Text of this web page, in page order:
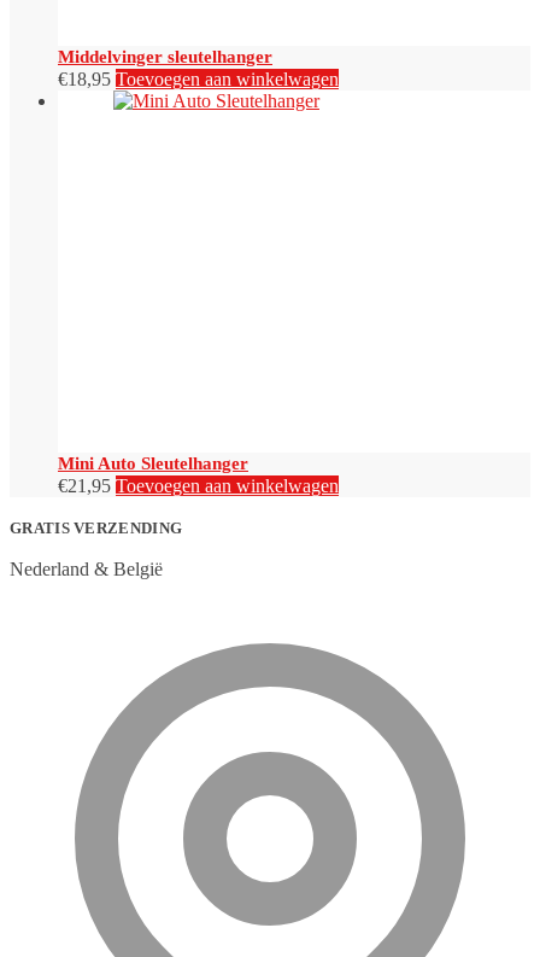
Middelvinger sleutelhanger
€18,95 Toevoegen aan winkelwagen
Mini Auto Sleutelhanger
€21,95 Toevoegen aan winkelwagen
GRATIS VERZENDING
Nederland & België